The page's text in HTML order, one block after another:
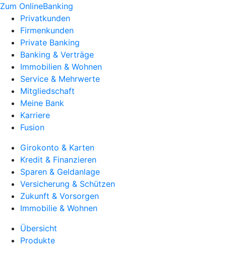
Zum OnlineBanking
Privatkunden
Firmenkunden
Private Banking
Banking & Verträge
Immobilien & Wohnen
Service & Mehrwerte
Mitgliedschaft
Meine Bank
Karriere
Fusion
Girokonto & Karten
Kredit & Finanzieren
Sparen & Geldanlage
Versicherung & Schützen
Zukunft & Vorsorgen
Immobilie & Wohnen
Übersicht
Produkte